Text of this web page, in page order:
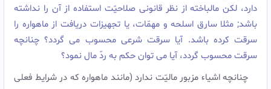
دارد، لکن مالباخته از نظر قانونى صلاحیّت استفاده از آن را نداشته
باشد; مثلا سارق اسلحه و مهمّات، یا تجهیزات دریافت از ماهواره را
سرقت کرده باشد. آیا سرقت شرعى محسوب مى گردد؟ چنانچه
سرقت محسوب گردد، آیا مى توان حکم به ردّ مال نمود؟
چنانچه اشیاء مزبور مالیّت ندارد (مانند ماهواره که در شرایط فعلى